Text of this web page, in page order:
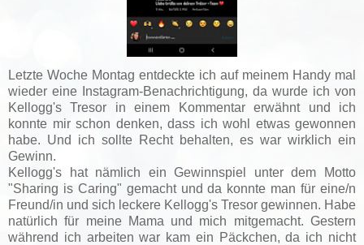
Letzte Woche Montag entdeckte ich auf meinem Handy mal
wieder eine Instagram-Benachrichtigung, da wurde ich von
Kellogg's Tresor in einem Kommentar erwähnt und ich
konnte mir schon denken, dass ich wohl etwas gewonnen
habe. Und ich sollte Recht behalten, es war wirklich ein
Gewinn.
Kellogg's hat nämlich ein Gewinnspiel unter dem Motto
"Sharing is Caring" gemacht und da konnte man für eine/n
Freund/in und sich leckere Kellogg's Tresor gewinnen. Habe
natürlich für meine Mama und mich mitgemacht. Gestern
während ich arbeiten war kam ein Päckchen, da ich nicht